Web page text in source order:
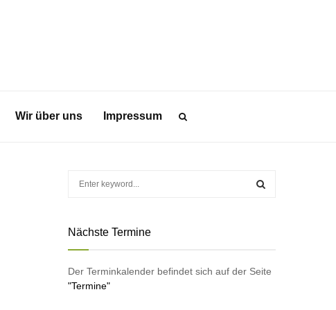
Wir über uns Impressum
c
h
A
Nächste Termine
Der Terminkalender befindet sich auf der Seite
"Termine"